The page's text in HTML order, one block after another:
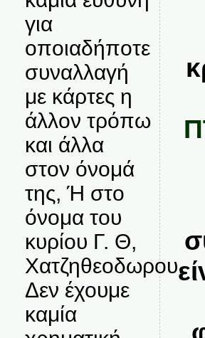
για
οποιαδήποτε
συναλλαγή
με κάρτες η
άλλον τρόπω
και άλλα
στον όνομά
της, Ή στο
όνομα του
κυρίου Γ. Θ,
Χατζηθεοδωρου.
Δεν έχουμε
καμία